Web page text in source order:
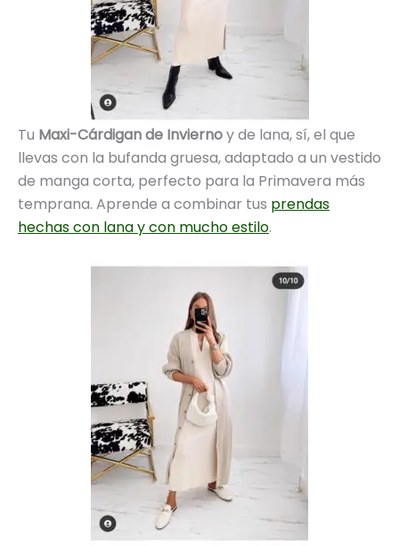
Tu Maxi-Cárdigan de Inviernoy de lana, sí, el que
llevas con la bufanda gruesa, adaptado a un vestido
de manga corta, perfecto para la Primavera más
temprana. Aprende a combinar tus prendas
hechas con lana y con mucho estilo.